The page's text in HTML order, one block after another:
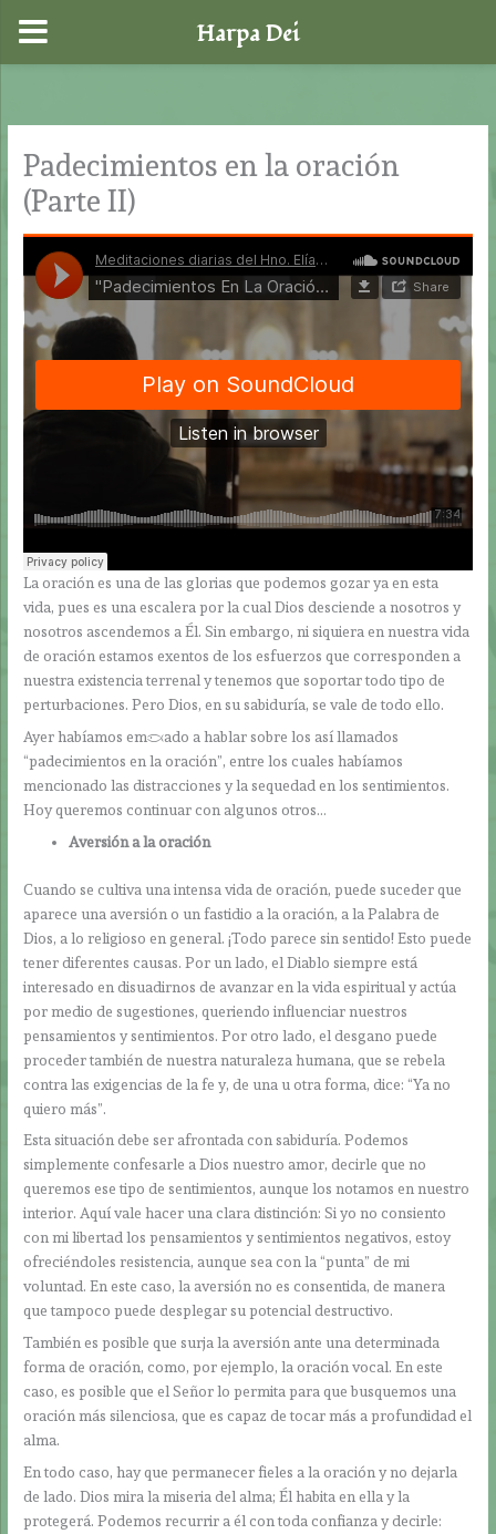
contenido
Padecimientos en la oración
(Parte II)
La oración es una de las glorias que podemos gozar ya en esta
vida, pues es una escalera por la cual Dios desciende a nosotros y
nosotros ascendemos a Él. Sin embargo, ni siquiera en nuestra vida
de oración estamos exentos de los esfuerzos que corresponden a
nuestra existencia terrenal y tenemos que soportar todo tipo de
perturbaciones. Pero Dios, en su sabiduría, se vale de todo ello.
Ayer habíamos empezado a hablar sobre los así llamados
“padecimientos en la oración”, entre los cuales habíamos
mencionado las distracciones y la sequedad en los sentimientos.
Hoy queremos continuar con algunos otros…
Aversión a la oración
Cuando se cultiva una intensa vida de oración, puede suceder que
aparece una aversión o un fastidio a la oración, a la Palabra de
Dios, a lo religioso en general. ¡Todo parece sin sentido! Esto puede
tener diferentes causas. Por un lado, el Diablo siempre está
interesado en disuadirnos de avanzar en la vida espiritual y actúa
por medio de sugestiones, queriendo influenciar nuestros
pensamientos y sentimientos. Por otro lado, el desgano puede
proceder también de nuestra naturaleza humana, que se rebela
contra las exigencias de la fe y, de una u otra forma, dice: “Ya no
quiero más”.
Esta situación debe ser afrontada con sabiduría. Podemos
simplemente confesarle a Dios nuestro amor, decirle que no
queremos ese tipo de sentimientos, aunque los notamos en nuestro
interior. Aquí vale hacer una clara distinción: Si yo no consiento
con mi libertad los pensamientos y sentimientos negativos, estoy
ofreciéndoles resistencia, aunque sea con la “punta” de mi
voluntad. En este caso, la aversión no es consentida, de manera
que tampoco puede desplegar su potencial destructivo.
También es posible que surja la aversión ante una determinada
forma de oración, como, por ejemplo, la oración vocal. En este
caso, es posible que el Señor lo permita para que busquemos una
oración más silenciosa, que es capaz de tocar más a profundidad el
alma.
En todo caso, hay que permanecer fieles a la oración y no dejarla
de lado. Dios mira la miseria del alma; Él habita en ella y la
protegerá. Podemos recurrir a él con toda confianza y decirle:
Harpa Dei